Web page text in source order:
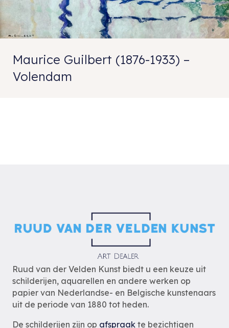
Maurice Guilbert (1876-1933) –
Volendam
Ruud van der Velden Kunst biedt u een keuze uit
schilderijen, aquarellen en andere werken op
papier van Nederlandse- en Belgische kunstenaars
uit de periode van 1880 tot heden.
De schilderijen zijn op afspraak te bezichtigen